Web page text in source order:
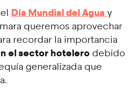
Día Mundial del Agua y
queremos aprovechar
recordar la importancia
el sector hotelero debido
generalizada que